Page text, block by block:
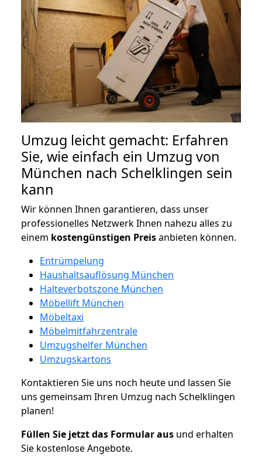
Umzug leicht gemacht: Erfahren
Sie, wie einfach ein Umzug von
München nach Schelklingen sein
kann
Wir können Ihnen garantieren, dass unser
professionelles Netzwerk Ihnen nahezu alles zu
einem kostengünstigen Preisanbieten können.
Entrümpelung
Haushaltsauflösung München
Halteverbotszone München
Möbellift München
Möbeltaxi
Möbelmitfahrzentrale
Umzugshelfer München
Umzugskartons
Kontaktieren Sie uns noch heute und lassen Sie
uns gemeinsam Ihren Umzug nach Schelklingen
planen!
Füllen Sie jetzt das Formular aus und erhalten
Sie kostenlose Angebote.